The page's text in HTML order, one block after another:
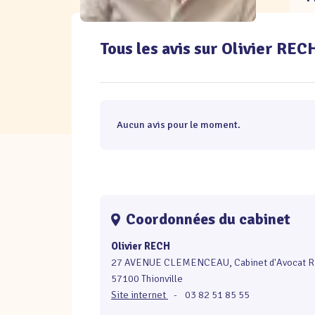
Tous les avis sur Olivier
Aucun avis pour le moment.
Coordonnées du cabinet
Olivier RECH
27 AVENUE CLEMENCEAU, Cabinet d'Avocat
57100 Thionville
Site internet
- 03 82 51 85 55